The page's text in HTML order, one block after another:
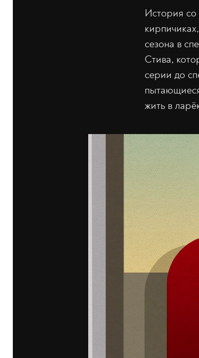
История со
сезона в
Стива,
серии до
жить в